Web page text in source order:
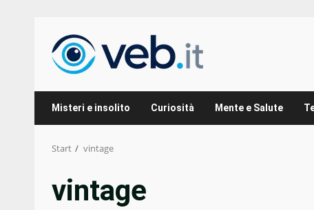
Inhalt
springen
Misteri e insolito Curiosità Mente e Salute
Start vintage
vintage